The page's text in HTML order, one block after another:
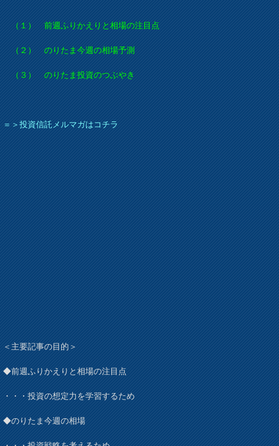
（１） 前週ふりかえりと相場の注目点
（２） のりたま今週の相場予測
（３） のりたま投資のつぶやき
＝＞投資信託メルマガはコチラ
＜主要記事の目的＞
◆前週ふりかえりと相場の注目点
・・・投資の想定力を学習するため
◆のりたま今週の相場